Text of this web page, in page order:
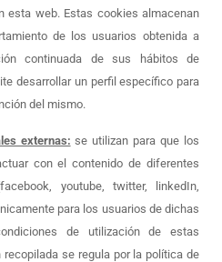
esta web. Estas cookies almacenan
de los usuarios obtenida a
continuada de sus hábitos de
desarrollar un perfil específico para
del mismo.
externas: se utilizan para que los
con el contenido de diferentes
youtube, twitter, linkedIn,
para los usuarios de dichas
de utilización de estas
se regula por la política de